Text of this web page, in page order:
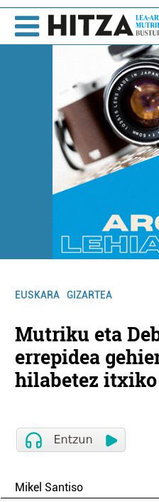
EUSKARA GIZARTEA
Mutriku eta
errepidea
hilabetez
Mikel Santiso